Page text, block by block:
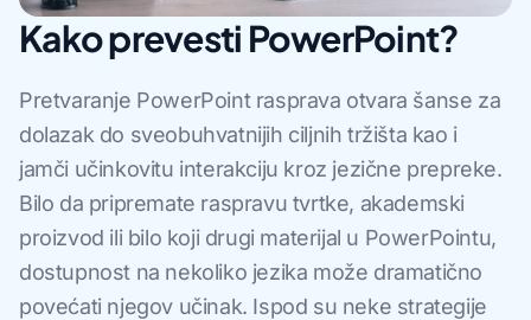
Kako prevesti PowerPoint?
Pretvaranje PowerPoint rasprava otvara šanse za
dolazak do sveobuhvatnijih ciljnih tržišta kao i
jamči učinkovitu interakciju kroz jezične prepreke.
Bilo da pripremate raspravu tvrtke, akademski
proizvod ili bilo koji drugi materijal u PowerPointu,
dostupnost na nekoliko jezika može dramatično
povećati njegov učinak. Ispod su neke strategije